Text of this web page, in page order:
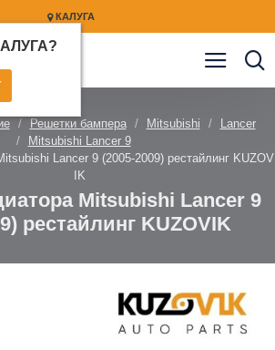
КАЛУГА
?
Решетки бампера Mitsubishi
Lancer
Mitsubishi Lancer 9
Lancer 9 (2005-2009) рестайлинг KUZOV
IK
Mitsubishi Lancer 9
рестайлинг KUZOVIK